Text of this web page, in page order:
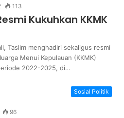
113
Kukuhkan KKMK
Taslim menghadiri sekaligus resmi
Menui Kepulauan (KKMK)
2022-2025, di…
Sosial Politik
96